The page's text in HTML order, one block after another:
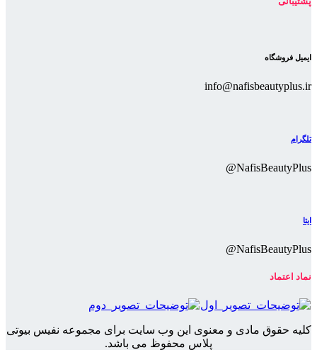
ایمیل فروشگاه
info@nafisbeautyplus.ir
تلگرام
NafisBeautyPlus@
ایتا
NafisBeautyPlus@
نماد اعتماد
کلیه حقوق مادی و معنوی این وب سایت برای مجموعه نفیس بیوتی
پلاس محفوظ می باشد.